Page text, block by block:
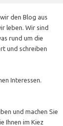
den Blog aus
leben. Wir sind
rund um die
und schreiben
Interessen.
und machen Sie
Ihnen im Kiez